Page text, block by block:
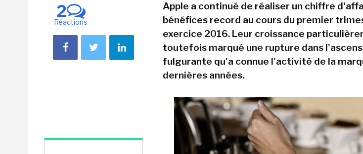
2
Réactions
Apple a continué de réaliser un chiffre
bénéfices record au cours du premier
exercice 2016. Leur croissance
toutefois marqué une rupture dans
fulgurante qu'a connue l'activité de la
dernières années.